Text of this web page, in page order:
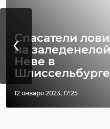
Спасатели
на заледенелой
Неве в
Шлиссельбурге
12 января 2023, 17:25
‹